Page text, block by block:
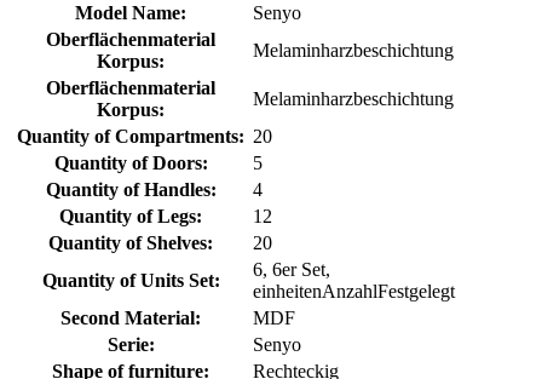
Model Name:
Senyo
Oberflächenmaterial
Korpus:
Melaminharzbeschichtung
Oberflächenmaterial
Korpus:
Melaminharzbeschichtung
Quantity of Compartments: 20
Quantity of Doors:
5
Quantity of Handles:
4
Quantity of Legs:
12
Quantity of Shelves:
20
Quantity of Units Set:
6, 6er Set,
einheitenAnzahlFestgelegt
Second Material:
MDF
Serie:
Senyo
Shape of furniture:
Rechteckig